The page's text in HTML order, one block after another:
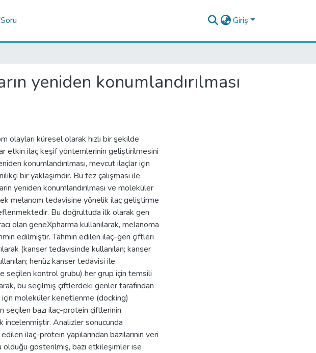
Giriş
yeniden konumlandırılması
olayları küresel olarak hızlı bir şekilde
etkin ilaç keşif yöntemlerinin geliştirilmesini
konumlandırılması, mevcut ilaçlar için
bir yaklaşımdır. Bu tez çalışması ile
yeniden konumlandırılması ve moleküler
melanom tedavisine yönelik ilaç geliştirme
Bu doğrultuda ilk olarak gen
olan geneXpharma kullanılarak, melanoma
edilmiştir. Tahmin edilen ilaç-gen çiftleri
(kanser tedavisinde kullanılan; kanser
henüz kanser tedavisi ile
seçilen kontrol grubu) her grup için temsili
bu seçilmiş çiftlerdeki genler tarafından
moleküler kenetlenme (docking)
seçilen bazı ilaç-protein çiftlerinin
incelenmiştir. Analizler sonucunda
ilaç-protein yapılarından bazılarının veri
gösterilmiş, bazı etkileşimler ise